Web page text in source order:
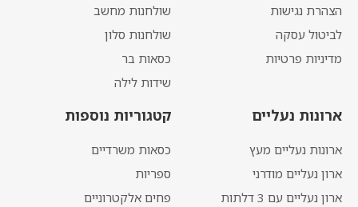
הצהרת נגישות
לביטול עסקה
מדיניות פרטיות
שולחנות מחשב
שולחנות סלון
כסאות בר
שידות לילה
ארונות נעליים
ארונות נעליים מעץ
ארון נעליים מודרני
ארון נעליים עם 3 דלתות
קטגוריות נוספות
כסאות משרדיים
ספריות
פחים אלקטרוניים